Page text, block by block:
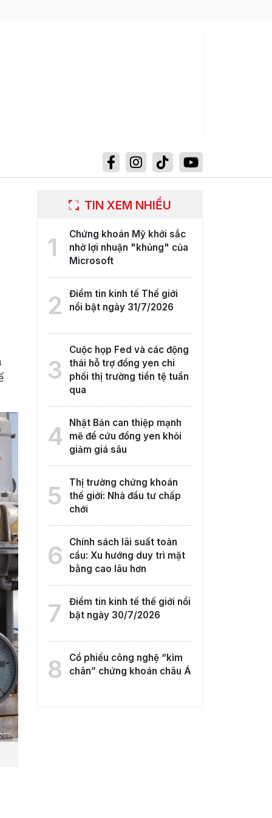
TIN XEM NHIỀU
1
Chứng khoán Mỹ khởi sắc
nhờ lợi nhuận "khủng" của
Microsoft
2
Điểm tin kinh tế Thế giới
nổi bật ngày 31/7/2026
3
Cuộc họp Fed và các động
thái hỗ trợ đồng yen chi
phối thị trường tiền tệ tuần
qua
4
Nhật Bản can thiệp mạnh
mẽ để cứu đồng yen khỏi
giảm giá sâu
5
Thị trường chứng khoán
thế giới: Nhà đầu tư chấp
chới
6
Chính sách lãi suất toàn
cầu: Xu hướng duy trì mặt
bằng cao lâu hơn
7
Điểm tin kinh tế thế giới nổi
bật ngày 30/7/2026
8
Cổ phiếu công nghệ “kìm
chân” chứng khoán châu Á